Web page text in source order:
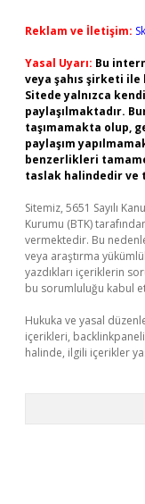
Reklam ve İletişim:
Yasal Uyarı: Bu
veya şahıs şirketi ile
Sitede yalnızca
paylaşılmaktadır.
taşımamakta olup,
paylaşım
benzerlikleri
taslak halindedir ve
Sitemiz, 5651 Sayılı
Kurumu (BTK)
vermektedir. Bu
veya araştırma
yazdıkları içeriklerin
bu sorumluluğu kabul
Hukuka ve yasal
içerikleri,
halinde, ilgili içerikler